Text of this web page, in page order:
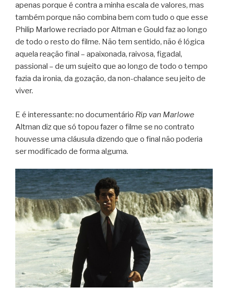
apenas porque é contra a minha escala de valores, mas
também porque não combina bem com tudo o que esse
Philip Marlowe recriado por Altman e Gould faz ao longo
de todo o resto do filme. Não tem sentido, não é lógica
aquela reação final – apaixonada, raivosa, figadal,
passional – de um sujeito que ao longo de todo o tempo
fazia da ironia, da gozação, da non-chalance seu jeito de
viver.
E é interessante: no documentário Rip van Marlowe
Altman diz que só topou fazer o filme se no contrato
houvesse uma cláusula dizendo que o final não poderia
ser modificado de forma alguma.